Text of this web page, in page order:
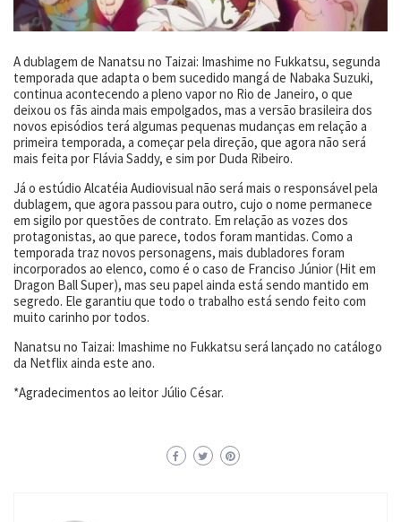
A dublagem de Nanatsu no Taizai: Imashime no Fukkatsu, segunda
temporada que adapta o bem sucedido mangá de Nabaka Suzuki,
continua acontecendo a pleno vapor no Rio de Janeiro, o que
deixou os fãs ainda mais empolgados, mas a versão brasileira dos
novos episódios terá algumas pequenas mudanças em relação a
primeira temporada, a começar pela direção, que agora não será
mais feita por Flávia Saddy, e sim por Duda Ribeiro.
Já o estúdio Alcatéia Audiovisual não será mais o responsável pela
dublagem, que agora passou para outro, cujo o nome permanece
em sigilo por questões de contrato. Em relação as vozes dos
protagonistas, ao que parece, todos foram mantidas. Como a
temporada traz novos personagens, mais dubladores foram
incorporados ao elenco, como é o caso de Franciso Júnior (Hit em
Dragon Ball Super), mas seu papel ainda está sendo mantido em
segredo. Ele garantiu que todo o trabalho está sendo feito com
muito carinho por todos.
Nanatsu no Taizai: Imashime no Fukkatsu será lançado no catálogo
da Netflix ainda este ano.
*Agradecimentos ao leitor Júlio César.